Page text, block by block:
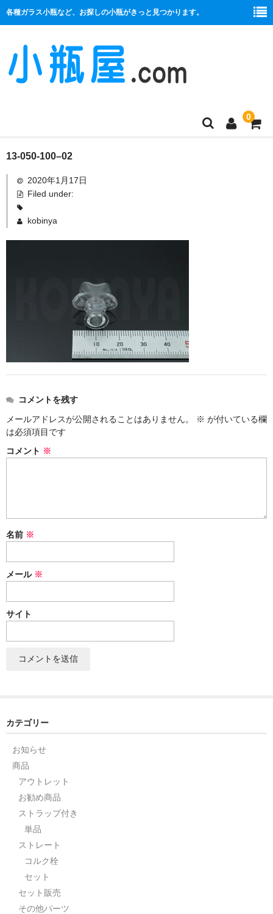
各種ガラス小瓶など、お探しの小瓶がきっと見つかります。
0
商品一覧
絞り口
ストラップ付き
ふた付き
単品
セット
アウトレット
お問い合わせ
13-050-100–02
2020年1月17日
Filed under:
kobinya
コメントを残す
メールアドレスが公開されることはありません。
※ が付いている欄
は必須項目です
コメント ※
名前 ※
メール ※
サイト
カテゴリー
お知らせ
商品
アウトレット
お勧め商品
ストラップ付き
単品
ストレート
コルク栓
セット
セット販売
その他パーツ